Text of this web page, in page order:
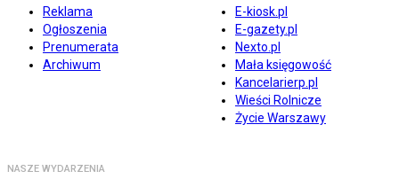
Reklama
Ogłoszenia
Prenumerata
Archiwum
E-kiosk.pl
E-gazety.pl
Nexto.pl
Mała księgowość
Kancelarierp.pl
Wieści Rolnicze
Życie Warszawy
NASZE WYDARZENIA